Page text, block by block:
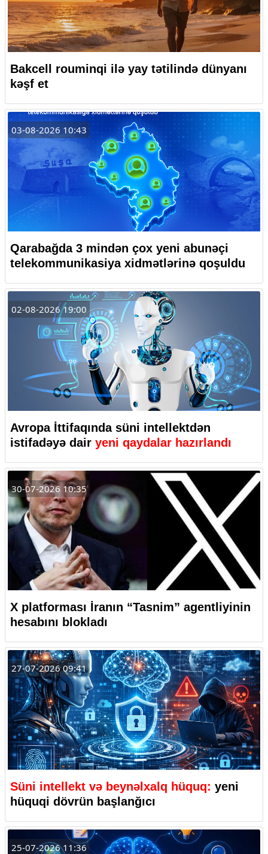
Bakcell rouminqi ilə yay tətilində dünyanı
kəşf et
03-08-2026 10:43
Qarabağda 3 mindən çox yeni abunəçi
telekommunikasiya xidmətlərinə qoşuldu
02-08-2026 19:00
Avropa İttifaqında süni intellektdən
istifadəyə dair yeni qaydalar hazırlandı
30-07-2026 10:35
X platforması İranın “Tasnim” agentliyinin
hesabını blokladı
27-07-2026 09:41
Süni intellekt və beynəlxalq hüquq: yeni
hüquqi dövrün başlanğıcı
25-07-2026 11:36